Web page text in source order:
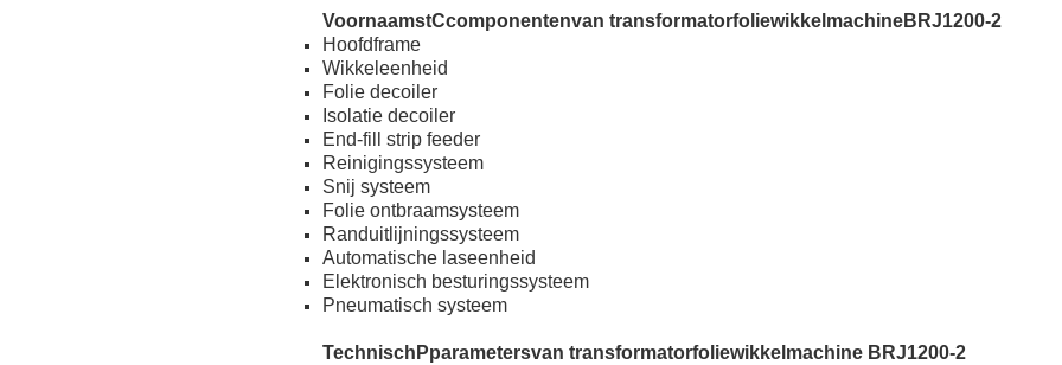
VoornaamstCcomponentenvan transformatorfoliewikkelmachineBRJ1200-2
Hoofdframe
Wikkeleenheid
Folie decoiler
Isolatie decoiler
End-fill strip feeder
Reinigingssysteem
Snij systeem
Folie ontbraamsysteem
Randuitlijningssysteem
Automatische laseenheid
Elektronisch besturingssysteem
Pneumatisch systeem
Technisch Pparametersvan transformatorfoliewikkelmachine BRJ1200-2